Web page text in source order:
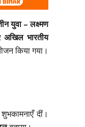
युवा – लक्ष्मण
अखिल भारतीय
किया गया।
दीं।